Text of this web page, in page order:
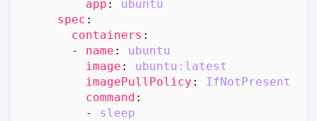
app :
ubuntu
spec :
containers :
- name :
ubuntu
image :
ubuntu:latest
imagePullPolicy :
IfNotPresent
command :
- sleep